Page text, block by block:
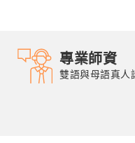
專業師資
雙語與母語真人